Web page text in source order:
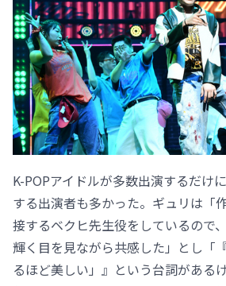
K-POPアイドルが多数出演するだけ
する出演者も多かった。ギュリは「
接するベクヒ先生役をしているので
輝く目を見ながら共感した」とし「
るほど美しい」』という台詞がある